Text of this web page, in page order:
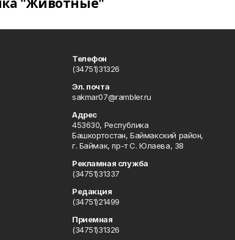
Телефон
(34751)31326
Эл. почта
sakmar07@rambler.ru
Адрес
453630, Республика
Башкортостан, Баймакский район,
г. Баймак, пр-т С. Юлаева, 38
Рекламная служба
(34751)31337
Редакция
(34751)21499
Приемная
(34751)31326